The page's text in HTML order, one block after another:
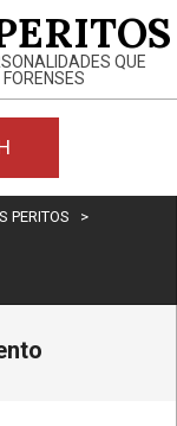
QUE
PERITOS >